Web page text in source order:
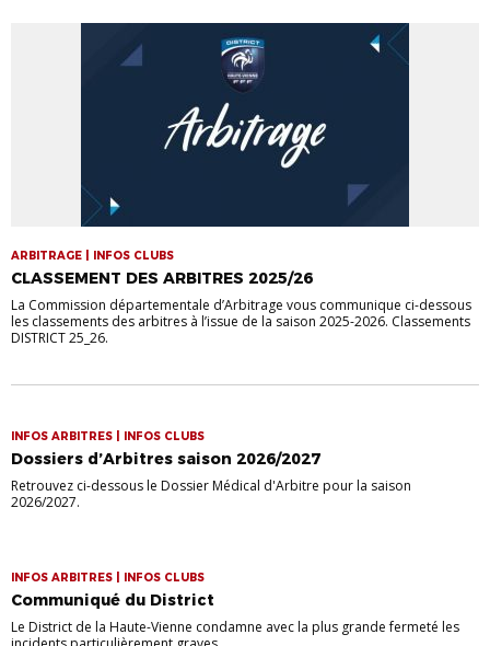
ARBITRAGE | INFOS CLUBS
CLASSEMENT DES ARBITRES 2025/26
La Commission départementale d’Arbitrage vous communique ci-dessous
les classements des arbitres à l’issue de la saison 2025-2026. Classements
DISTRICT 25_26.
INFOS ARBITRES | INFOS CLUBS
Dossiers d’Arbitres saison 2026/2027
Retrouvez ci-dessous le Dossier Médical d'Arbitre pour la saison
2026/2027.
INFOS ARBITRES | INFOS CLUBS
Communiqué du District
Le District de la Haute-Vienne condamne avec la plus grande fermeté les